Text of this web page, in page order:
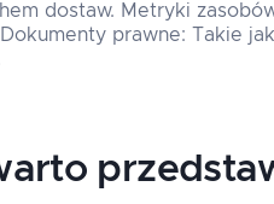
dostaw. Metryki
prawne: Takie